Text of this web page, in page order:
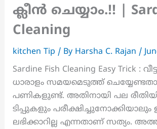
ക്ലീൻ ചെയ്യാം.!! |
Cleaning
kitchen Tip / By Harsha C. Rajan /
Sardine Fish Cleaning Easy Trick :
ധാരാളം സമയമെടുത്ത്
പണികളുണ്ട്. അതിനായി പല
ടിപ്പുകളും പരീക്ഷിച്ചുനോക്കിയാലും
ലഭിക്കാറില്ല എന്നതാണ് സത്യം.